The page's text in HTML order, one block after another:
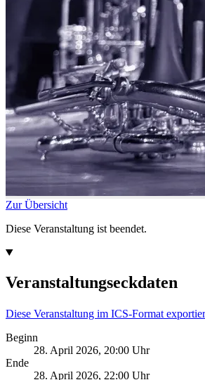
Zur Übersicht
Diese Veranstaltung ist beendet.
Veranstaltungseckdaten
Diese Veranstaltung im ICS-Format
Beginn
28. April 2026, 20:00 Uhr
Ende
28. April 2026, 22:00 Uhr